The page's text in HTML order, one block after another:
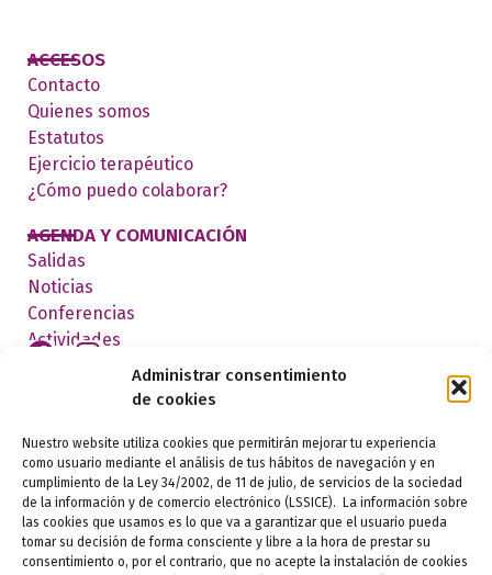
Administrar consentimiento
de cookies
Nuestro website utiliza cookies que permitirán mejorar tu experiencia
como usuario mediante el análisis de tus hábitos de navegación y en
cumplimiento de la Ley 34/2002, de 11 de julio, de servicios de la sociedad
de la información y de comercio electrónico (LSSICE). La información sobre
las cookies que usamos es lo que va a garantizar que el usuario pueda
tomar su decisión de forma consciente y libre a la hora de prestar su
consentimiento o, por el contrario, que no acepte la instalación de cookies
ACCESOS
Contacto
Quienes somos
Estatutos
Ejercicio terapéutico
¿Cómo puedo colaborar?
AGENDA Y COMUNICACIÓN
Salidas
Noticias
Conferencias
Actividades